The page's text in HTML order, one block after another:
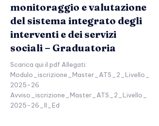
monitoraggio e valutazione
del sistema integrato degli
interventi e dei servizi
sociali – Graduatoria
Scarica qui il pdf Allegati:
Modulo_iscrizione_Master_ATS_2_Livello_
2025-26
Avviso_iscrizione_Master_ATS_2_Livello_
2025-26_II_Ed